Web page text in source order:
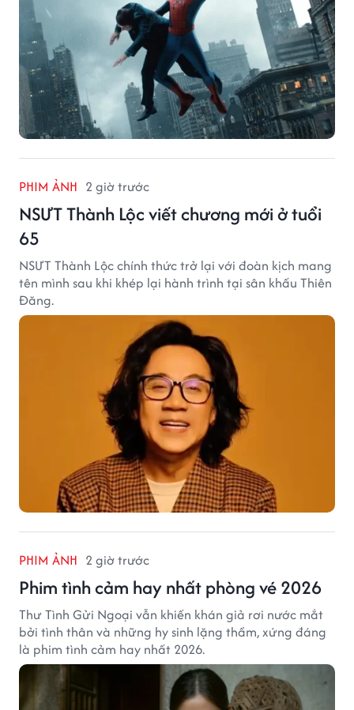
PHIM ẢNH 2 giờ trước
NSƯT Thành Lộc viết chương mới ở tuổi
65
NSƯT Thành Lộc chính thức trở lại với đoàn kịch mang
tên mình sau khi khép lại hành trình tại sân khấu Thiên
Đăng.
PHIM ẢNH 2 giờ trước
Phim tình cảm hay nhất phòng vé 2026
Thư Tình Gửi Ngoại vẫn khiến khán giả rơi nước mắt
bởi tình thân và những hy sinh lặng thầm, xứng đáng
là phim tình cảm hay nhất 2026.